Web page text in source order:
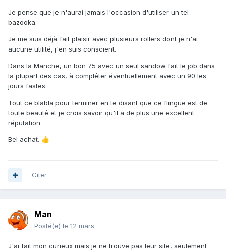
Je pense que je n'aurai jamais l'occasion d'utiliser un tel
bazooka.
Je me suis déjà fait plaisir avec plusieurs rollers dont je n'ai
aucune utilité, j'en suis conscient.
Dans la Manche, un bon 75 avec un seul sandow fait le job dans
la plupart des cas, à compléter éventuellement avec un 90 les
jours fastes.
Tout ce blabla pour terminer en te disant que ce flingue est de
toute beauté et je crois savoir qu'il a de plus une excellent
réputation.
Bel achat. 👍
Citer
Man
Posté(e) le 12 mars
J'ai fait mon curieux mais je ne trouve pas leur site, seulement